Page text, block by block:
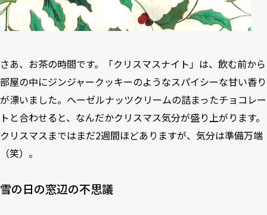
さあ、お茶の時間です。「クリスマスナイト」は、飲む前から
部屋の中にジンジャークッキーのようなスパイシーな甘い香り
が漂いました。ヘーゼルナッツクリームの詰まったチョコレー
トと合わせると、なんだかクリスマス気分が盛り上がります。
クリスマスまではまだ2週間ほどありますが、気分は準備万端
（笑）。
雪の日の窓辺の不思議